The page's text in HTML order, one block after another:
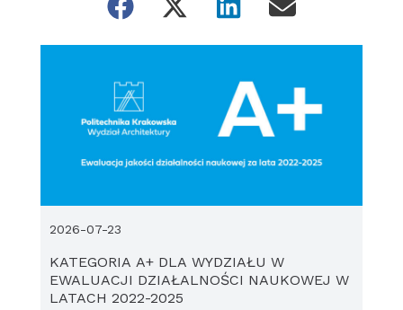
KATEGORIA A+ DLA WYDZIAŁU W
EWALUACJI DZIAŁALNOŚCI NAUKOWEJ W
LATACH 2022-2025
2026-07-23